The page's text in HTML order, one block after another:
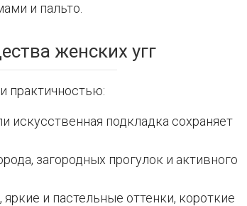
и пальто.
женских угг
практичностью:
искусственная подкладка сохраняет
загородных прогулок и активного
и пастельные оттенки, короткие